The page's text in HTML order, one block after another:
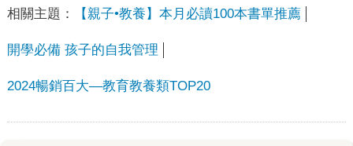
相關主題： 【親子•教養】本月必讀100本書單推薦
開學必備 孩子的自我管理
2024暢銷百大—教育教養類TOP20